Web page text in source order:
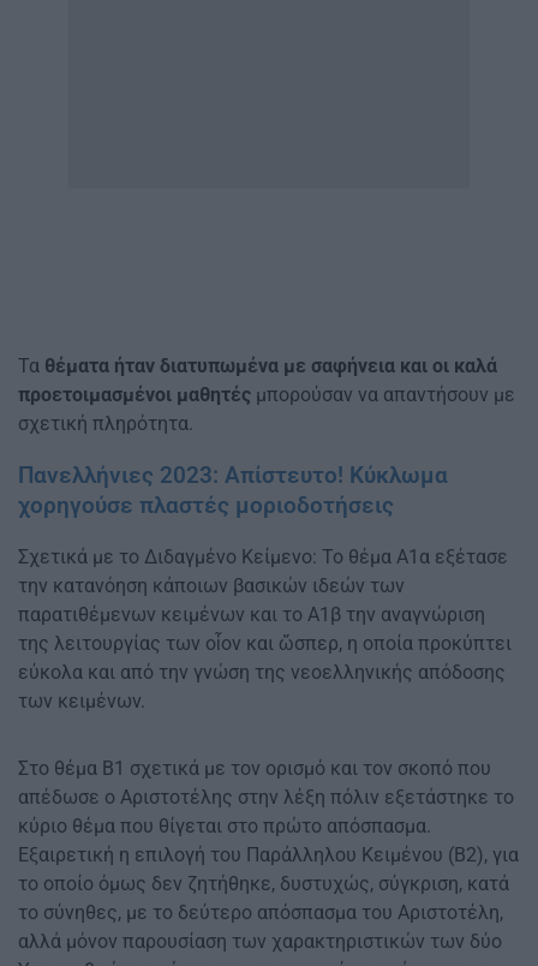
Τα θέματα ήταν διατυπωμένα με σαφήνεια και οι καλά
προετοιμασμένοι μαθητές μπορούσαν να απαντήσουν με
σχετική πληρότητα.
Πανελλήνιες 2023: Απίστευτο! Κύκλωμα
χορηγούσε πλαστές μοριοδοτήσεις
Σχετικά με το Διδαγμένο Κείμενο: Το θέμα Α1α εξέτασε
την κατανόηση κάποιων βασικών ιδεών των
παρατιθέμενων κειμένων και το Α1β την αναγνώριση
της λειτουργίας των οἷον και ὥσπερ, η οποία προκύπτει
εύκολα και από την γνώση της νεοελληνικής απόδοσης
των κειμένων.
Στο θέμα Β1 σχετικά με τον ορισμό και τον σκοπό που
απέδωσε ο Αριστοτέλης στην λέξη πόλιν εξετάστηκε το
κύριο θέμα που θίγεται στο πρώτο απόσπασμα.
Εξαιρετική η επιλογή του Παράλληλου Κειμένου (Β2), για
το οποίο όμως δεν ζητήθηκε, δυστυχώς, σύγκριση, κατά
το σύνηθες, με το δεύτερο απόσπασμα του Αριστοτέλη,
αλλά μόνον παρουσίαση των χαρακτηριστικών των δύο